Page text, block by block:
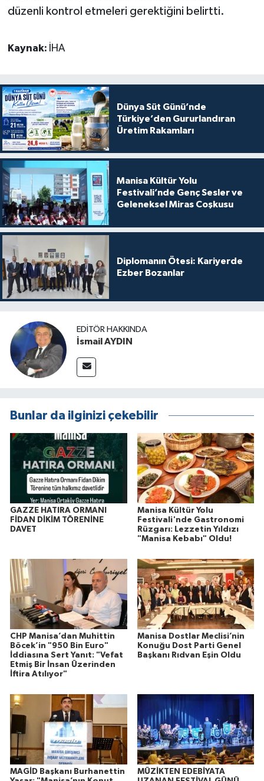
düzenli kontrol etmeleri gerektiğini belirtti.
Kaynak: İHA
Dünya Süt Günü’nde
Türkiye’den Gururlandıran
Üretim Rakamları
Manisa Kültür Yolu
Festivali’nde Genç Sesler ve
Geleneksel Miras Coşkusu
Diplomanın Ötesi: Kariyerde
Ezber Bozanlar
EDITÖR HAKKINDA
İsmail AYDIN
Bunlar da ilginizi çekebilir
GAZZE HATIRA ORMANI
FİDAN DİKİM TÖRENİNE
DAVET
Manisa Kültür Yolu
Festivali'nde Gastronomi
Rüzgarı: Lezzetin Yıldızı
"Manisa Kebabı" Oldu!
CHP Manisa’dan Muhittin
Böcek’in "950 Bin Euro"
İddiasına Sert Yanıt: "Vefat
Etmiş Bir İnsan Üzerinden
İftira Atılıyor"
Manisa Dostlar Meclisi’nin
Konuğu Dost Parti Genel
Başkanı Rıdvan Eşin Oldu
MAGİD Başkanı Burhanettin
MÜZİKTEN EDEBİYATA